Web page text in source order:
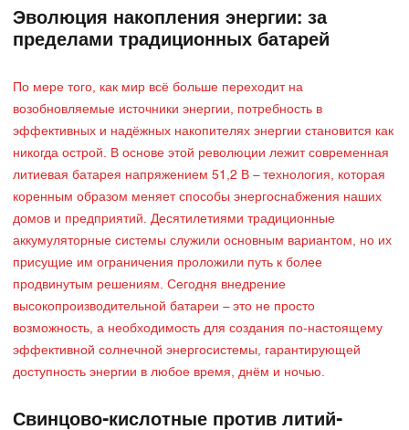
Эволюция накопления энергии: за
пределами традиционных батарей
По мере того, как мир всё больше переходит на
возобновляемые источники энергии, потребность в
эффективных и надёжных накопителях энергии становится как
никогда острой. В основе этой революции лежит современная
литиевая батарея напряжением 51,2 В – технология, которая
коренным образом меняет способы энергоснабжения наших
домов и предприятий. Десятилетиями традиционные
аккумуляторные системы служили основным вариантом, но их
присущие им ограничения проложили путь к более
продвинутым решениям. Сегодня внедрение
высокопроизводительной батареи – это не просто
возможность, а необходимость для создания по-настоящему
эффективной солнечной энергосистемы, гарантирующей
доступность энергии в любое время, днём и ночью.
Свинцово-кислотные против литий-